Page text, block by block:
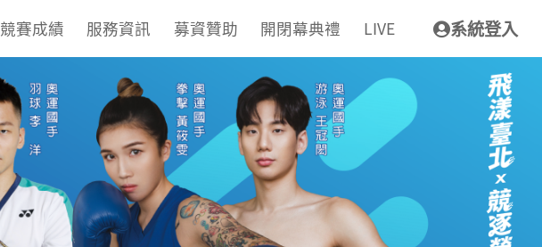
競賽成績 服務資訊 募資贊助 開閉幕典禮 LIVE 系統登入